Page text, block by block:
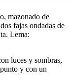
mazonado de
fajas ondadas de
Lema:
luces y sombras,
y con un